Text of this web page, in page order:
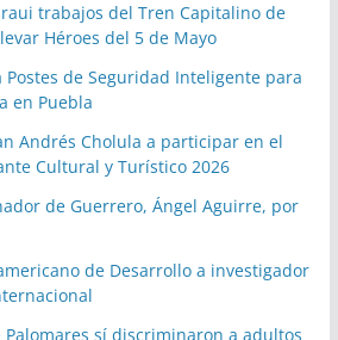
trabajos del Tren Capitalino de
Héroes del 5 de Mayo
Postes de Seguridad Inteligente para
en Puebla
Andrés Cholula a participar en el
Cultural y Turístico 2026
de Guerrero, Ángel Aguirre, por
de Desarrollo a investigador
Palomares sí discriminaron a adultos